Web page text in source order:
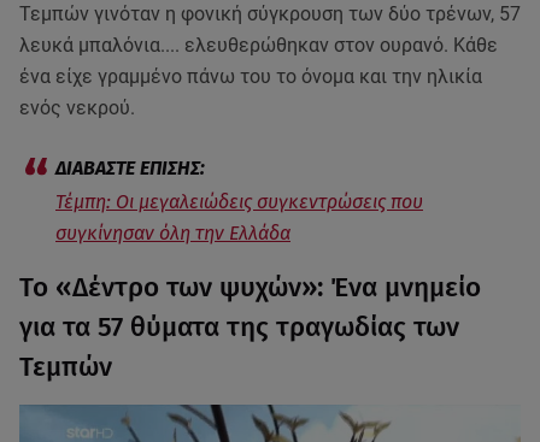
Τεμπών γινόταν η φονική σύγκρουση των δύο τρένων, 57
λευκά μπαλόνια.... ελευθερώθηκαν στον ουρανό. Κάθε
ένα είχε γραμμένο πάνω του το όνομα και την ηλικία
ενός νεκρού.
Τέμπη: Οι μεγαλειώδεις συγκεντρώσεις που
συγκίνησαν όλη την Ελλάδα
Το «Δέντρο των ψυχών»: Ένα μνημείο
για τα 57 θύματα της τραγωδίας των
Τεμπών